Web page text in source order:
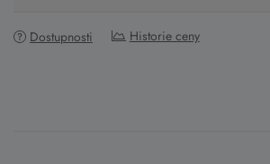
Dostupnosti Historie ceny